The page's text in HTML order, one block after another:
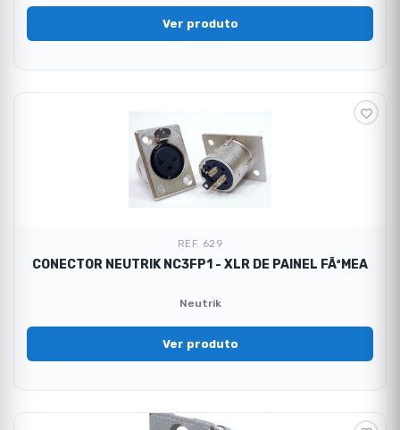
Ver produto
REF. 629
CONECTOR NEUTRIK NC3FP1 - XLR DE PAINEL FÃªMEA
Neutrik
Ver produto